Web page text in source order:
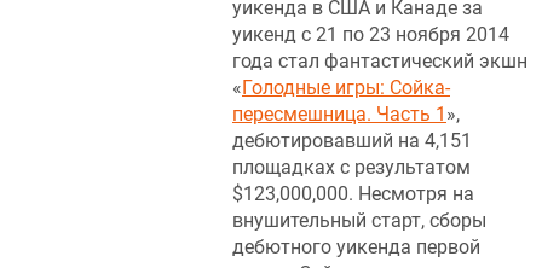
уикенда в США и Канаде за
уикенд с 21 по 23 ноября 2014
года стал фантастический экшн
«Голодные игры: Сойка-
пересмешница. Часть 1 »,
дебютировавший на 4,151
площадках с результатом
$123,000,000. Несмотря на
внушительный старт, сборы
дебютного уикенда первой